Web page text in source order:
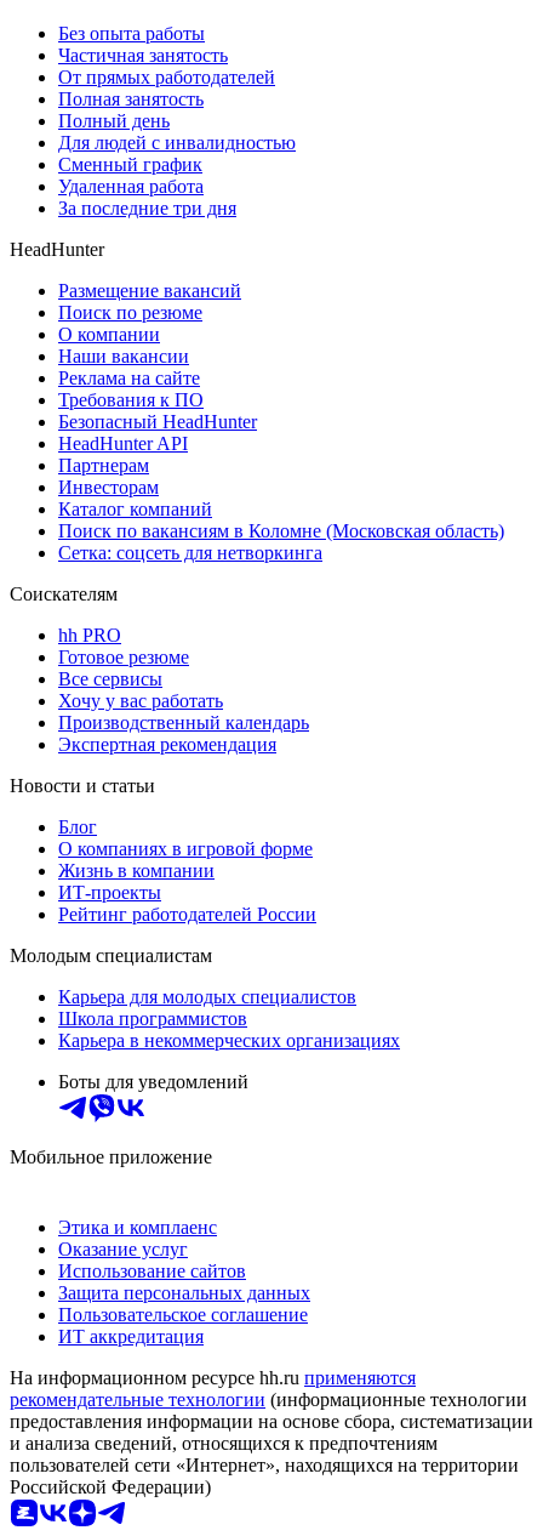
Без опыта работы
Частичная занятость
От прямых работодателей
Полная занятость
Полный день
Для людей с инвалидностью
Сменный график
Удаленная работа
За последние три дня
HeadHunter
Размещение вакансий
Поиск по резюме
О компании
Наши вакансии
Реклама на сайте
Требования к ПО
Безопасный HeadHunter
HeadHunter API
Партнерам
Инвесторам
Каталог компаний
Поиск по вакансиям в Коломне (Московская область)
Сетка: соцсеть для нетворкинга
Соискателям
hh PRO
Готовое резюме
Все сервисы
Хочу у вас работать
Производственный календарь
Экспертная рекомендация
Новости и статьи
Блог
О компаниях в игровой форме
Жизнь в компании
ИТ-проекты
Рейтинг работодателей России
Молодым специалистам
Карьера для молодых специалистов
Школа программистов
Карьера в некоммерческих организациях
Боты для уведомлений
Мобильное приложение
Этика и комплаенс
Оказание услуг
Использование сайтов
Защита персональных данных
Пользовательское соглашение
ИТ аккредитация
На информационном ресурсе hh.ru применяются
рекомендательные технологии (информационные технологии
предоставления информации на основе сбора, систематизации
и анализа сведений, относящихся к предпочтениям
пользователей сети «Интернет», находящихся на территории
Российской Федерации)